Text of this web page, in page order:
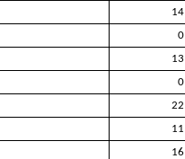
14
0
13
0
22
11
16